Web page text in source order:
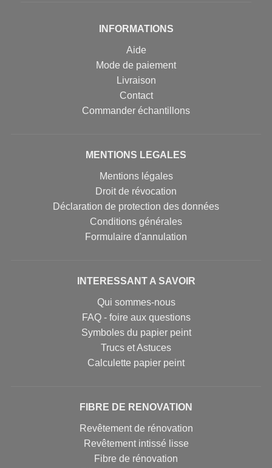
INFORMATIONS
Aide
Mode de paiement
Livraison
Contact
Commander échantillons
MENTIONS LEGALES
Mentions légales
Droit de révocation
Déclaration de protection des données
Conditions générales
Formulaire d'annulation
INTERESSANT A SAVOIR
Qui sommes-nous
FAQ - foire aux questions
Symboles du papier peint
Trucs et Astuces
Calculette papier peint
FIBRE DE RENOVATION
Revêtement de rénovation
Revêtement intissé lisse
Fibre de rénovation